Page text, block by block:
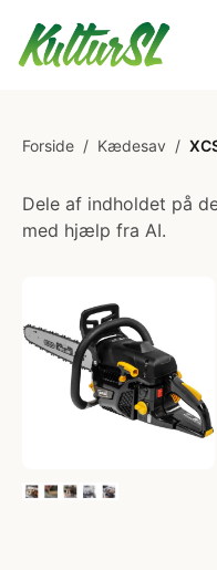
Forside / Kædesav /
Dele af indholdet på
med hjælp fra AI.